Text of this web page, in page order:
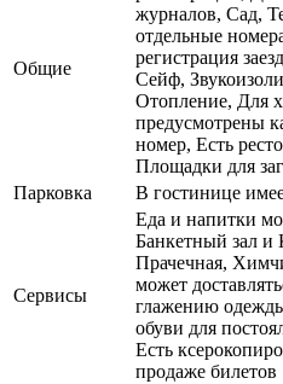
Общие
журналов, Сад,
отдельные
регистрация
Сейф,
Отопление, Для
предусмотрены
номер, Есть
Площадки для
Парковка
В гостинице
Сервисы
Еда и напитки
Банкетный зал и
Прачечная,
может
глажению
обуви для
Есть
продаже билетов